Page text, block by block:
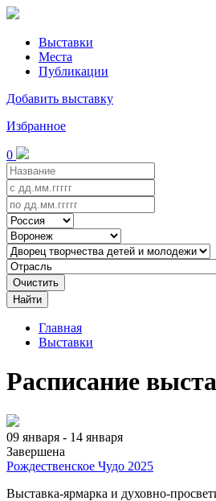
Выставки
Места
Публикации
Добавить выставку
Избранное
0
Очистить
Найти
Главная
Выставки
Расписание
09 января - 14 января
Завершена
Рождественское Чудо 2025
Выставка-ярмарка и духовно-